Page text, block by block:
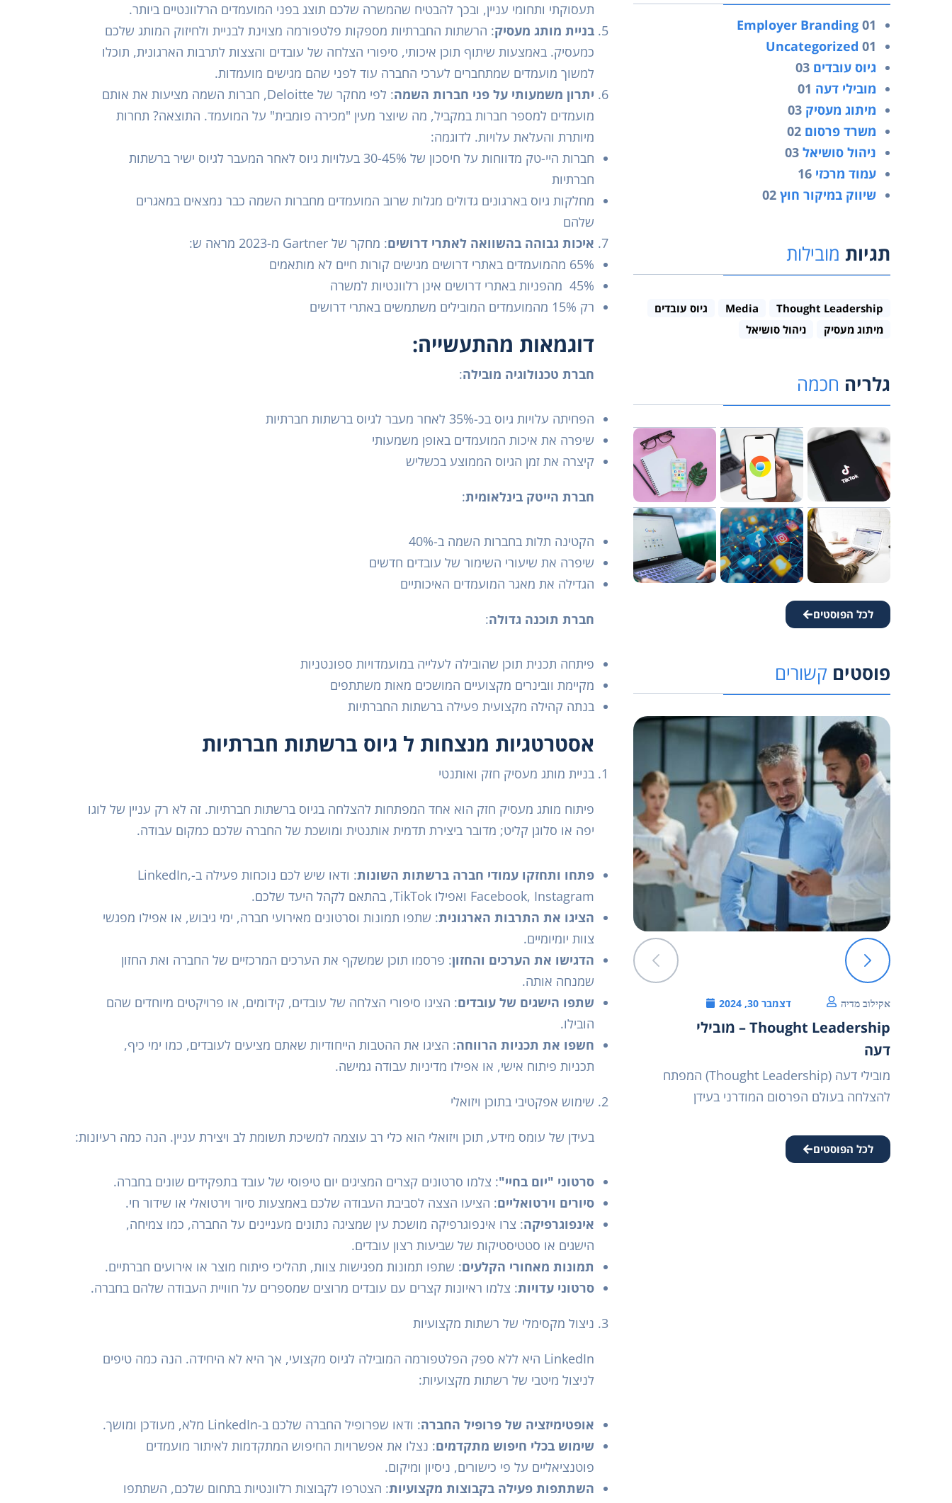
Employer Branding 01
Uncategorized 01
גיוס עובדים 03
מובילי דעה 01
מיתוג מעסיק 03
משרד פרסום 02
ניהול סושיאל 03
עמוד מרכזי 16
שיווק במיקור חוץ 02
תגיות מובילות
Media Thought Leadership
גיוס עובדים
מיתוג מעסיק
ניהול סושיאל
גלריה חכמה
לכל הפוסטים
פוסטים קשורים
אקילוב מדיה דצמבר 30, 2024
Thought Leadership – מובילי
דעה
מובילי דעה (Thought Leadership) המפתח
להצלחה בעולם הפרסום המודרני בעידן
לכל הפוסטים
תעסוקתי ותחומי עניין, ובכך להבטיח שהמשרה שלכם תוצג בפני המועמדים הרלוונטיים ביותר.
בניית מותג מעסיק: הרשתות החברתיות מספקות פלטפורמה מצוינת לבניית ולחיזוק המותג שלכם
כמעסיק. באמצעות שיתוף תוכן איכותי, סיפורי הצלחה של עובדים והצצות לתרבות הארגונית, תוכלו
למשוך מועמדים שמתחברים לערכי החברה עוד לפני שהם מגישים מועמדות.
יתרון משמעותי על פני חברות השמה
: לפי מחקר של Deloitte, חברות השמה מציעות את אותם
מועמדים למספר חברות במקביל, מה שיוצר מעין "מכירה פומבית" על המועמד. התוצאה? תחרות
מיותרת והעלאת עלויות. לדוגמה:
חברות היי-טק מדווחות על חיסכון של 30-45% בעלויות גיוס לאחר המעבר לגיוס ישיר ברשתות
חברתיות
מחלקות גיוס בארגונים גדולים מגלות שרוב המועמדים מחברות השמה כבר נמצאים במאגרים
שלהם
איכות גבוהה בהשוואה לאתרי דרושים: מחקר של Gartner מ-2023 מראה ש:
65% מהמועמדים באתרי דרושים מגישים קורות חיים לא מותאמים
45% מהפניות באתרי דרושים אינן רלוונטיות למשרה
רק 15% מהמועמדים המובילים משתמשים באתרי דרושים
דוגמאות מהתעשייה:
חברת טכנולוגיה מובילה:
הפחיתה עלויות גיוס בכ-35% לאחר מעבר לגיוס ברשתות חברתיות
שיפרה את איכות המועמדים באופן משמעותי
קיצרה את זמן הגיוס הממוצע בכשליש
חברת הייטק בינלאומית:
הקטינה תלות בחברות השמה ב-40%
שיפרה את שיעורי השימור של עובדים חדשים
הגדילה את מאגר המועמדים האיכותיים
חברת תוכנה גדולה:
פיתחה תכנית תוכן שהובילה לעלייה במועמדויות ספונטניות
מקיימת וובינרים מקצועיים המושכים מאות משתתפים
בנתה קהילה מקצועית פעילה ברשתות החברתיות
אסטרטגיות מנצחות ל גיוס ברשתות חברתיות
בניית מותג מעסיק חזק ואותנטי
פיתוח מותג מעסיק חזק הוא אחד המפתחות להצלחה בגיוס ברשתות חברתיות. זה לא רק עניין של לוגו
יפה או סלוגן קליט; מדובר ביצירת תדמית אותנטית ומושכת של החברה שלכם כמקום עבודה.
פתחו ותחזקו עמודי חברה ברשתות השונות
: ודאו שיש לכם נוכחות פעילה ב-LinkedIn,
Facebook, Instagram ואפילו TikTok, בהתאם לקהל היעד שלכם.
הציגו את התרבות הארגונית: שתפו תמונות וסרטונים מאירועי חברה, ימי גיבוש, או אפילו מפגשי
צוות יומיומיים.
הדגישו את הערכים והחזון: פרסמו תוכן שמשקף את הערכים המרכזיים של החברה ואת החזון
שמנחה אותה.
שתפו הישגים של עובדים: הציגו סיפורי הצלחה של עובדים, קידומים, או פרויקטים מיוחדים שהם
הובילו.
חשפו את תכניות הרווחה: הציגו את ההטבות הייחודיות שאתם מציעים לעובדים, כמו ימי כיף,
תכניות פיתוח אישי, או אפילו מדיניות עבודה גמישה.
שימוש אפקטיבי בתוכן ויזואלי
בעידן של עומס מידע, תוכן ויזואלי הוא כלי רב עוצמה למשיכת תשומת לב ויצירת עניין. הנה כמה רעיונות:
סרטוני "יום בחיי": צלמו סרטונים קצרים המציגים יום טיפוסי של עובד בתפקידים שונים בחברה.
סיורים וירטואליים: הציעו הצצה לסביבת העבודה שלכם באמצעות סיור וירטואלי או שידור חי.
אינפוגרפיקה: צרו אינפוגרפיקה מושכת עין שמציגה נתונים מעניינים על החברה, כמו צמיחה,
הישגים או סטטיסטיקות של שביעות רצון עובדים.
תמונות מאחורי הקלעים: שתפו תמונות מפגישות צוות, תהליכי פיתוח מוצר או אירועים חברתיים.
סרטוני עדויות: צלמו ראיונות קצרים עם עובדים מרוצים שמספרים על חוויית העבודה שלהם בחברה.
ניצול מקסימלי של רשתות מקצועיות
LinkedIn היא ללא ספק הפלטפורמה המובילה לגיוס מקצועי, אך היא לא היחידה. הנה כמה טיפים
לניצול מיטבי של רשתות מקצועיות:
אופטימיזציה של פרופיל החברה: ודאו שפרופיל החברה שלכם ב-LinkedIn מלא, מעודכן ומושך.
שימוש בכלי חיפוש מתקדמים: נצלו את אפשרויות החיפוש המתקדמות לאיתור מועמדים
פוטנציאליים על פי כישורים, ניסיון ומיקום.
השתתפות פעילה בקבוצות מקצועיות: הצטרפו לקבוצות רלוונטיות בתחום שלכם, השתתפו